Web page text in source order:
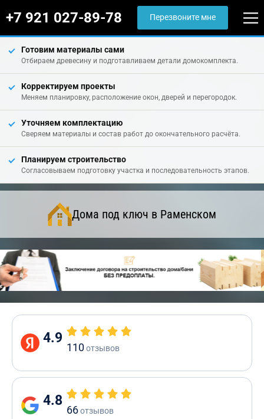
+7 921 027-89-78 Перезвоните мне
Готовим материалы сами
Отбираем древесину и подготавливаем детали домокомплекта.
Корректируем проекты
Меняем планировку, расположение окон, дверей и перегородок.
Уточняем комплектацию
Сверяем материалы и состав работ до окончательного расчёта.
Планируем строительство
Согласовываем подготовку участка и последовательность этапов.
Дома под ключ в Раменском
4.9
110отзывов
4.8
66отзывов